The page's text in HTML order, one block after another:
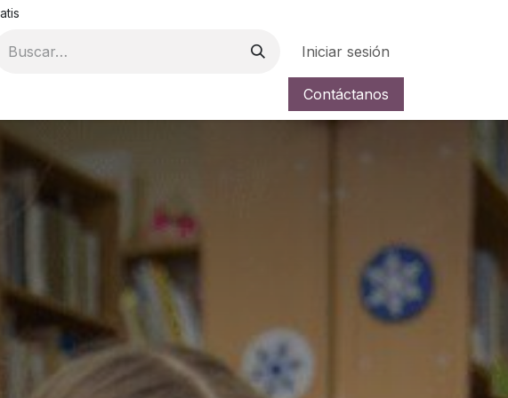
Iniciar sesión
Contáctanos